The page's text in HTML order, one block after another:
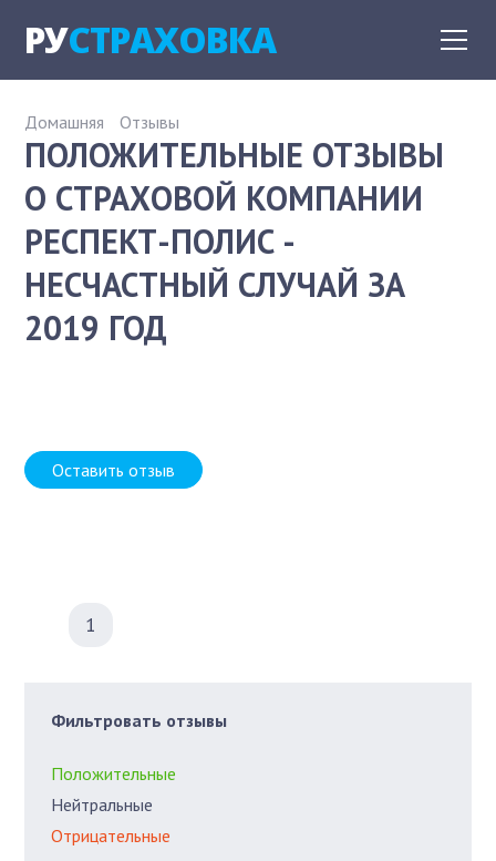
РУСТРАХОВКА
Домашняя Отзывы
ПОЛОЖИТЕЛЬНЫЕ ОТЗЫВЫ
О СТРАХОВОЙ КОМПАНИИ
РЕСПЕКТ-ПОЛИС -
НЕСЧАСТНЫЙ СЛУЧАЙ ЗА
2019 ГОД
Оставить отзыв
1
Фильтровать отзывы
Положительные
Нейтральные
Отрицательные